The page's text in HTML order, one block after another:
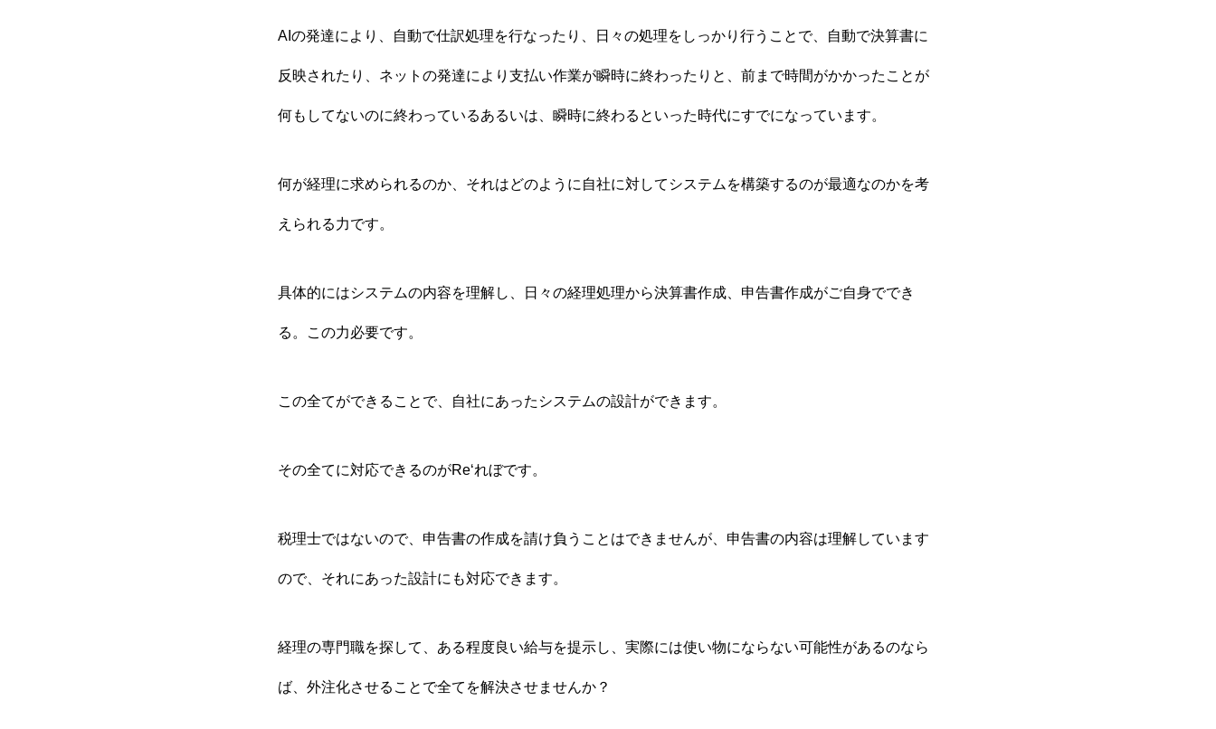
AIの発達により、自動で仕訳処理を行なったり、日々の処理をしっかり行うことで、自動で決算書に
反映されたり、ネットの発達により支払い作業が瞬時に終わったりと、前まで時間がかかったことが
何もしてないのに終わっているあるいは、瞬時に終わるといった時代にすでになっています。
何が経理に求められるのか、それはどのように自社に対してシステムを構築するのが最適なのかを考
えられる力です。
具体的にはシステムの内容を理解し、日々の経理処理から決算書作成、申告書作成がご自身ででき
る。この力必要です。
この全てができることで、自社にあったシステムの設計ができます。
その全てに対応できるのがRe‘れぼです。
税理士ではないので、申告書の作成を請け負うことはできませんが、申告書の内容は理解しています
ので、それにあった設計にも対応できます。
経理の専門職を探して、ある程度良い給与を提示し、実際には使い物にならない可能性があるのなら
ば、外注化させることで全てを解決させませんか？